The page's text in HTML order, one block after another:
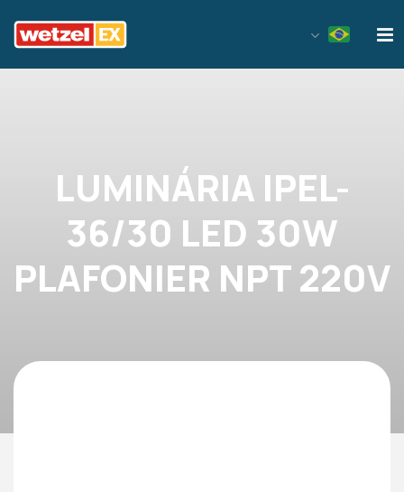
LUMINÁRIA IPEL-
36/30 LED 30W
PLAFONIER NPT 220V